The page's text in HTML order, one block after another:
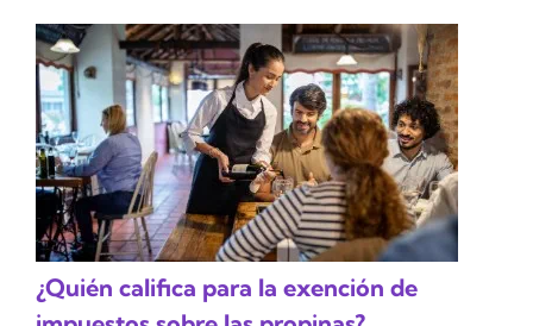
¿Quién califica para la exención de